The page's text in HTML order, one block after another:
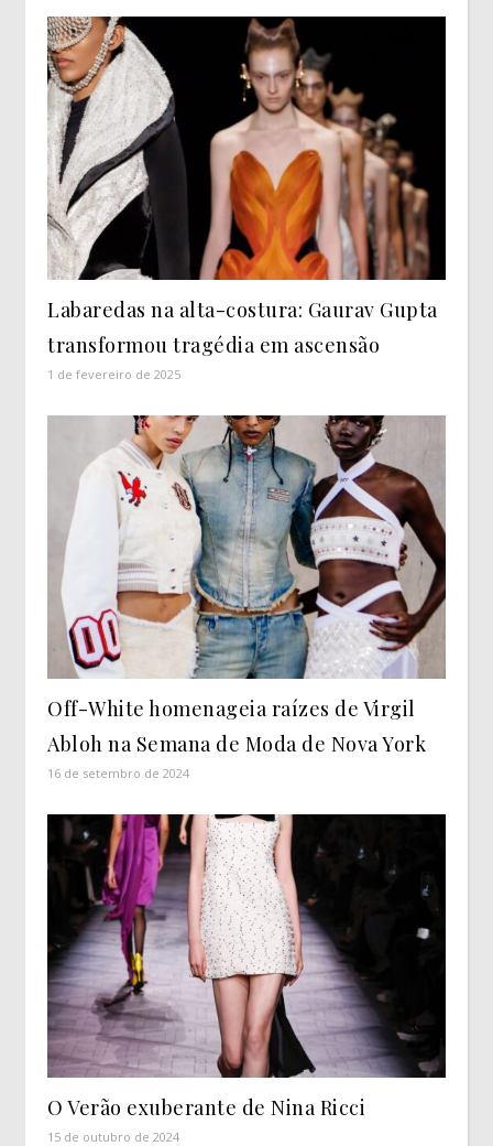
Labaredas na alta-costura: Gaurav Gupta
transformou tragédia em ascensão
1 de fevereiro de 2025
Off-White homenageia raízes de Virgil
Abloh na Semana de Moda de Nova York
16 de setembro de 2024
O Verão exuberante de Nina Ricci
15 de outubro de 2024